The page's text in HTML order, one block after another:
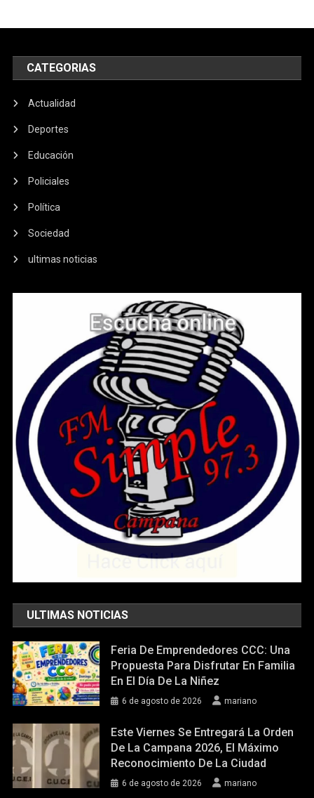
CATEGORIAS
Actualidad
Deportes
Educación
Policiales
Política
Sociedad
ultimas noticias
ULTIMAS NOTICIAS
Feria De Emprendedores CCC: Una
Propuesta Para Disfrutar En Familia
En El Día De La Niñez
6 de agosto de 2026 mariano
Este Viernes Se Entregará La Orden
De La Campana 2026, El Máximo
Reconocimiento De La Ciudad
6 de agosto de 2026 mariano